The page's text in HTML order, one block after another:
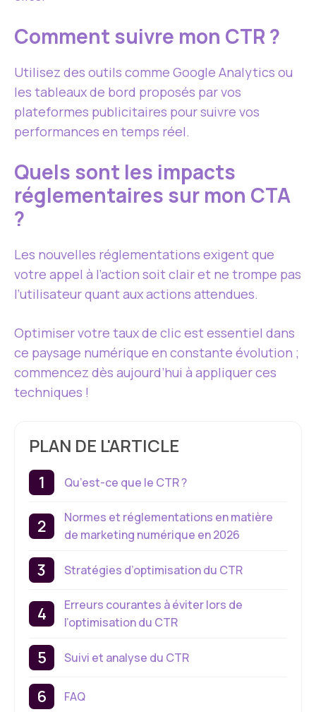
Comment suivre mon CTR ?
Utilisez des outils comme Google Analytics ou
les tableaux de bord proposés par vos
plateformes publicitaires pour suivre vos
performances en temps réel.
Quels sont les impacts
réglementaires sur mon CTA
?
Les nouvelles réglementations exigent que
votre appel à l’action soit clair et ne trompe pas
l’utilisateur quant aux actions attendues.
Optimiser votre taux de clic est essentiel dans
ce paysage numérique en constante évolution ;
commencez dès aujourd’hui à appliquer ces
techniques !
PLAN DE L'ARTICLE
Qu’est-ce que le CTR ?
Normes et réglementations en matière
de marketing numérique en 2026
Stratégies d’optimisation du CTR
Erreurs courantes à éviter lors de
l’optimisation du CTR
Suivi et analyse du CTR
FAQ